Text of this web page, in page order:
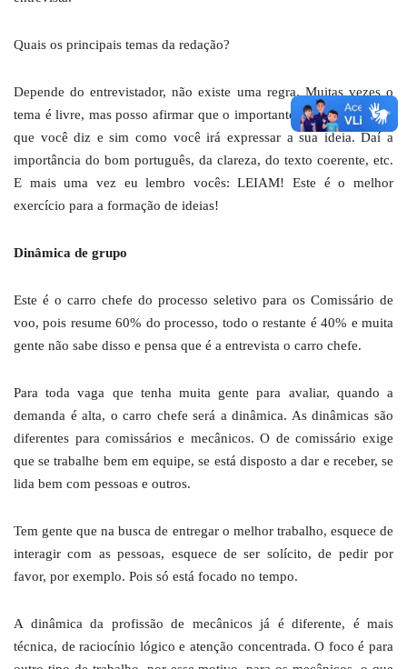
Quais os principais temas da redação?
Depende do entrevistador, não existe uma regra. Muitas vezes o
tema é livre, mas posso afirmar que o importante não é somente o
que você diz e sim como você irá expressar a sua ideia. Daí a
importância do bom português, da clareza, do texto coerente, etc.
E mais uma vez eu lembro vocês: LEIAM! Este é o melhor
exercício para a formação de ideias!
Dinâmica de grupo
Este é o carro chefe do processo seletivo para os Comissário de
voo, pois resume 60% do processo, todo o restante é 40% e muita
gente não sabe disso e pensa que é a entrevista o carro chefe.
Para toda vaga que tenha muita gente para avaliar, quando a
demanda é alta, o carro chefe será a dinâmica. As dinâmicas são
diferentes para comissários e mecânicos. O de comissário exige
que se trabalhe bem em equipe, se está disposto a dar e receber, se
lida bem com pessoas e outros.
Tem gente que na busca de entregar o melhor trabalho, esquece de
interagir com as pessoas, esquece de ser solícito, de pedir por
favor, por exemplo. Pois só está focado no tempo.
A dinâmica da profissão de mecânicos já é diferente, é mais
técnica, de raciocínio lógico e atenção concentrada. O foco é para